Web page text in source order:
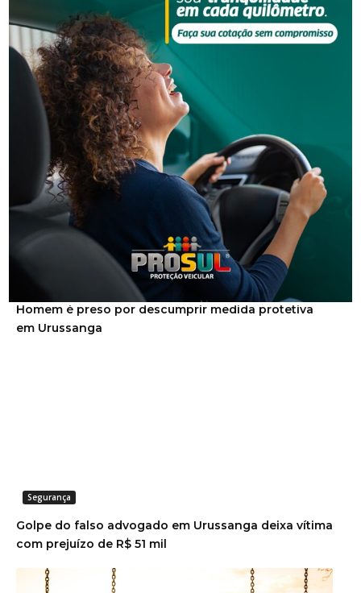
NOTÍCIAS RELACIONADAS
Homem é preso por descumprir medida protetiva
em Urussanga
Segurança
Golpe do falso advogado em Urussanga deixa vítima
com prejuízo de R$ 51 mil